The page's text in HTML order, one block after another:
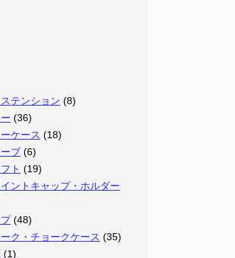
テンション (8)
(36)
ケース (18)
ブ (6)
ト (19)
ントキャップ・ホルダー
(48)
ク・チョークケース (35)
(1)